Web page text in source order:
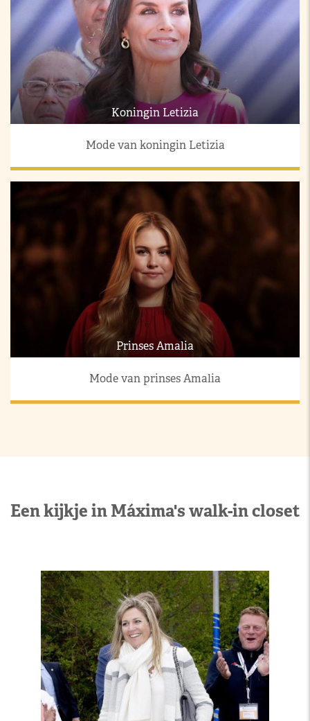
Koningin Letizia
Mode van koningin Letizia
Prinses Amalia
Mode van prinses Amalia
Een kijkje in Máxima's walk-in closet